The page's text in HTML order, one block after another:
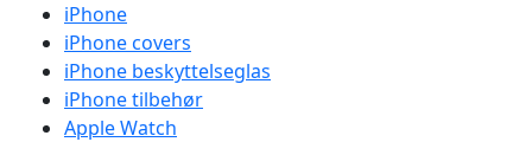
iPhone
iPhone covers
iPhone beskyttelseglas
iPhone tilbehør
Apple Watch